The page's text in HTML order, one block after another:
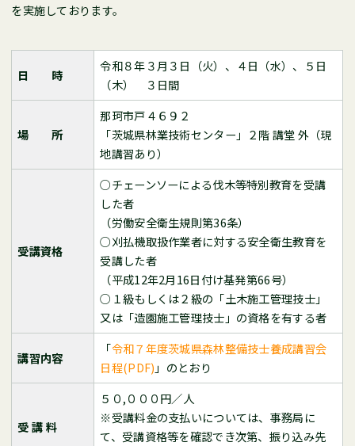
を実施しております。
日 時
令和８年３月３日（火）、４日（水）、５日
（木） ３日間
場 所
那珂市戸４６９２
「茨城県林業技術センター」２階 講堂 外（現
地講習あり）
受講資格
○チェーンソーによる伐木等特別教育を受講
した者
（労働安全衛生規則第36条）
○刈払機取扱作業者に対する安全衛生教育を
受講した者
（平成12年2月16日付け基発第66号）
○１級もしくは２級の「土木施工管理技士」
又は「造園施工管理技士」の資格を有する者
講習内容
「令和７年度茨城県森林整備技士養成講習会
日程(PDF) 」のとおり
受 講 料
５０,０００円／人
※受講料金の支払いについては、事務局に
て、受講資格等を確認でき次第、振り込み先